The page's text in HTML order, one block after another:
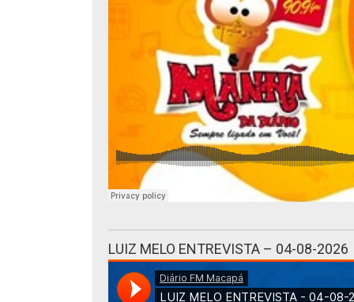
LUIZ MELO ENTREVISTA – 04-08-2026